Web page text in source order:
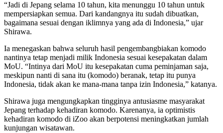
“Jadi di Jepang selama 10 tahun, kita menunggu 10 tahun untuk
mempersiapkan semua. Dari kandangnya itu sudah dibuatkan,
bagaimana sesuai dengan iklimnya yang ada di Indonesia,” ujar
Shirawa.
Ia menegaskan bahwa seluruh hasil pengembangbiakan komodo
nantinya tetap menjadi milik Indonesia sesuai kesepakatan dalam
MoU. “Intinya dari MoU itu kesepakatan cuma peminjaman saja,
meskipun nanti di sana itu (komodo) beranak, tetap itu punya
Indonesia, tidak akan ke mana-mana tanpa izin Indonesia,” katanya.
Shirawa juga mengungkapkan tingginya antusiasme masyarakat
Jepang terhadap kehadiran komodo. Karenanya, ia optimistis
kehadiran komodo di iZoo akan berpotensi meningkatkan jumlah
kunjungan wisatawan.